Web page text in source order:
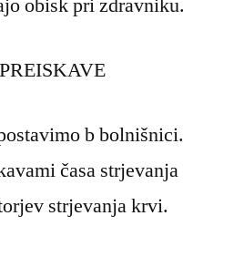
b bolnišnici.
časa strjevanja
strjevanja krvi.